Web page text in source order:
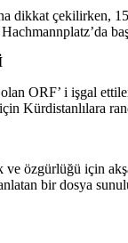
dikkat çekilirken,
ORF’ i işgal
Kürdistanlılara
özgürlüğü için
bir dosya